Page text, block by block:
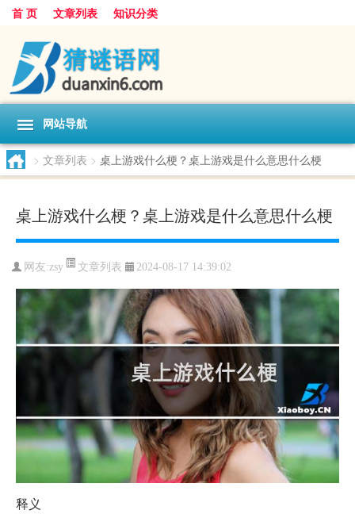
首 页 文章列表 知识分类
网站导航
> 文章列表 > 桌上游戏什么梗？桌上游戏是什么意思什么梗
桌上游戏什么梗？桌上游戏是什么意思什么梗
网友:zsy 文章列表 2024-08-17 14:39:02
释义